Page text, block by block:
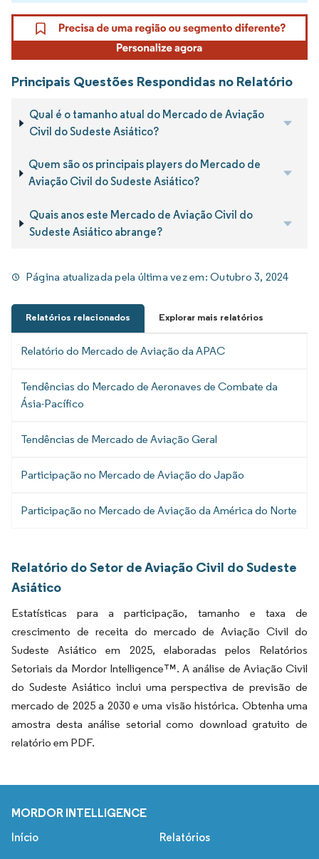
Principais Questões Respondidas no Relatório
Qual é o tamanho atual do Mercado de Aviação
Civil do Sudeste Asiático?
Quem são os principais players do Mercado de
Aviação Civil do Sudeste Asiático?
Quais anos este Mercado de Aviação Civil do
Sudeste Asiático abrange?
Página atualizada pela última vez em:Outubro 3, 2024
Relatórios relacionados Explorar mais relatórios
Relatório do Mercado de Aviação da APAC
Tendências do Mercado de Aeronaves de Combate da
Ásia-Pacífico
Tendências de Mercado de Aviação Geral
Participação no Mercado de Aviação do Japão
Participação no Mercado de Aviação da América do Norte
Relatório do Setor de Aviação Civil do Sudeste
Asiático
Estatísticas para a participação, tamanho e taxa de
crescimento de receita do mercado de Aviação Civil do
Sudeste Asiático em 2025, elaboradas pelos Relatórios
Setoriais da Mordor Intelligence™. A análise de Aviação Civil
do Sudeste Asiático inclui uma perspectiva de previsão de
mercado de 2025 a 2030 e uma visão histórica. Obtenha uma
amostra desta análise setorial como download gratuito de
relatório em PDF.
MORDOR INTELLIGENCE
Início Relatórios